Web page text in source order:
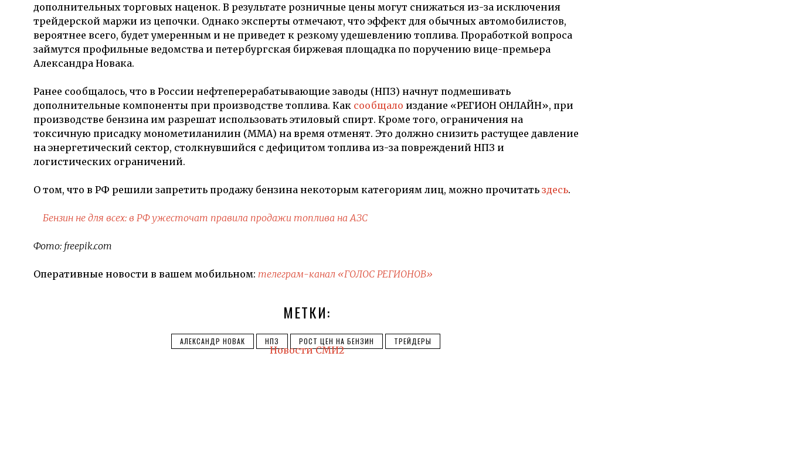
дополнительных торговых наценок. В результате розничные цены могут снижаться из-за исключения
трейдерской маржи из цепочки. Однако эксперты отмечают, что эффект для обычных автомобилистов,
вероятнее всего, будет умеренным и не приведет к резкому удешевлению топлива. Проработкой вопроса
займутся профильные ведомства и петербургская биржевая площадка по поручению вице-премьера
Александра Новака.
Ранее сообщалось, что в России нефтеперерабатывающие заводы (НПЗ) начнут подмешивать
дополнительные компоненты при производстве топлива. Как сообщало издание «РЕГИОН ОНЛАЙН», при
производстве бензина им разрешат использовать этиловый спирт. Кроме того, ограничения на
токсичную присадку монометиланилин (ММА) на время отменят. Это должно снизить растущее давление
на энергетический сектор, столкнувшийся с дефицитом топлива из-за повреждений НПЗ и
логистических ограничений.
О том, что в РФ решили запретить продажу бензина некоторым категориям лиц, можно прочитать здесь.
Бензин не для всех: в РФ ужесточат правила продажи топлива на АЗС
Фото: freepik.com
Оперативные новости в вашем мобильном: телеграм-канал «ГОЛОС РЕГИОНОВ»
МЕТКИ:
АЛЕКСАНДР НОВАК НПЗ РОСТ ЦЕН НА БЕНЗИН ТРЕЙДЕРЫ
Новости СМИ2